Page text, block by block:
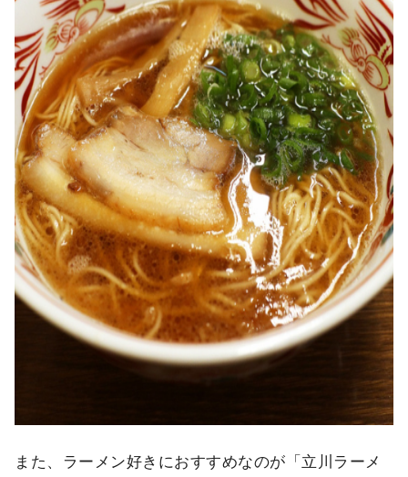
また、ラーメン好きにおすすめなのが「立川ラーメ